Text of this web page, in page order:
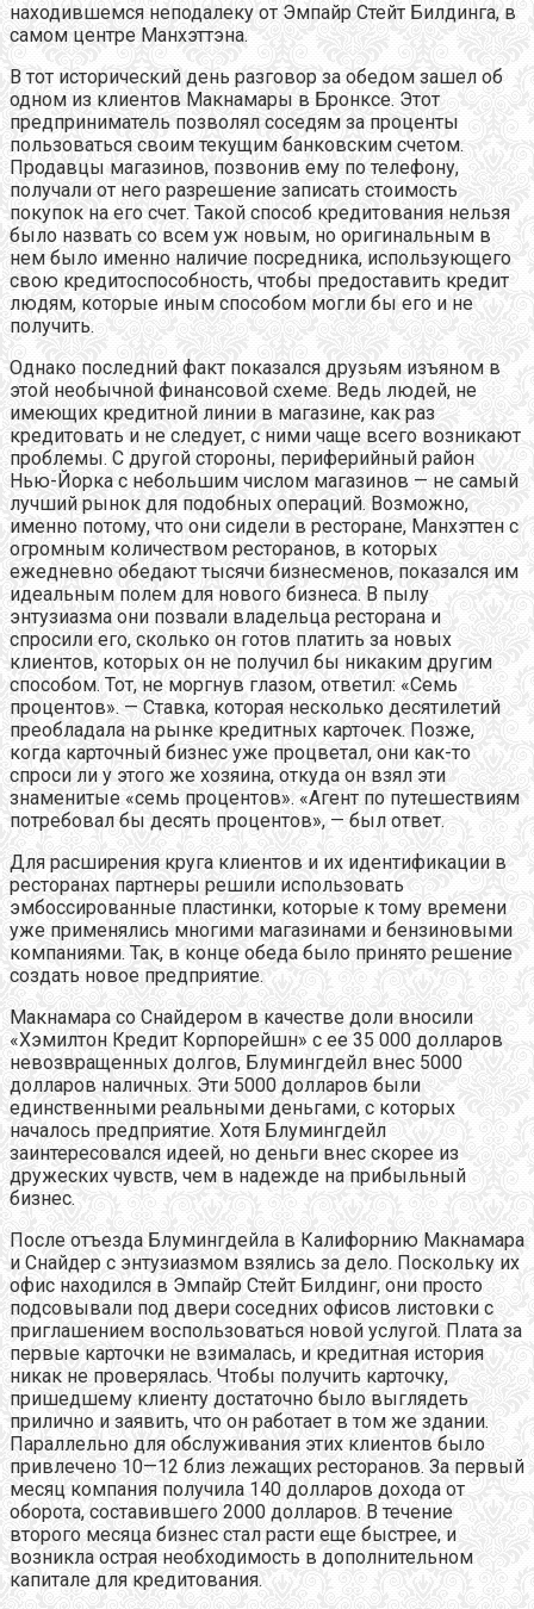
находившемся неподалеку от Эмпайр Стейт Билдинга, в
самом центре Манхэттэна.
В тот исторический день разговор за обедом зашел об
одном из клиентов Макнамары в Бронксе. Этот
предприниматель позволял соседям за проценты
пользоваться своим текущим банковским счетом.
Продавцы магазинов, позвонив ему по телефону,
получали от него разрешение записать стоимость
покупок на его счет. Такой способ кредитования нельзя
было назвать со всем уж новым, но оригинальным в
нем было именно наличие посредника, использующего
свою кредитоспособность, чтобы предоставить кредит
людям, которые иным способом могли бы его и не
получить.
Однако последний факт показался друзьям изъяном в
этой необычной финансовой схеме. Ведь людей, не
имеющих кредитной линии в магазине, как раз
кредитовать и не следует, с ними чаще всего возникают
проблемы. С другой стороны, периферийный район
Нью-Йорка с небольшим числом магазинов — не самый
лучший рынок для подобных операций. Возможно,
именно потому, что они сидели в ресторане, Манхэттен с
огромным количеством ресторанов, в которых
ежедневно обедают тысячи бизнесменов, показался им
идеальным полем для нового бизнеса. В пылу
энтузиазма они позвали владельца ресторана и
спросили его, сколько он готов платить за новых
клиентов, которых он не получил бы никаким другим
способом. Тот, не моргнув глазом, ответил: «Семь
процентов». — Ставка, которая несколько десятилетий
преобладала на рынке кредитных карточек. Позже,
когда карточный бизнес уже процветал, они как-то
спроси ли у этого же хозяина, откуда он взял эти
знаменитые «семь процентов». «Агент по путешествиям
потребовал бы десять процентов», — был ответ.
Для расширения круга клиентов и их идентификации в
ресторанах партнеры решили использовать
эмбоссированные пластинки, которые к тому времени
уже применялись многими магазинами и бензиновыми
компаниями. Так, в конце обеда было принято решение
создать новое предприятие.
Макнамара со Снайдером в качестве доли вносили
«Хэмилтон Кредит Корпорейшн» с ее 35 000 долларов
невозвращенных долгов, Блумингдейл внес 5000
долларов наличных. Эти 5000 долларов были
единственными реальными деньгами, с которых
началось предприятие. Хотя Блумингдейл
заинтересовался идеей, но деньги внес скорее из
дружеских чувств, чем в надежде на прибыльный
бизнес.
После отъезда Блумингдейла в Калифорнию Макнамара
и Снайдер с энтузиазмом взялись за дело. Поскольку их
офис находился в Эмпайр Стейт Билдинг, они просто
подсовывали под двери соседних офисов листовки с
приглашением воспользоваться новой услугой. Плата за
первые карточки не взималась, и кредитная история
никак не проверялась. Чтобы получить карточку,
пришедшему клиенту достаточно было выглядеть
прилично и заявить, что он работает в том же здании.
Параллельно для обслуживания этих клиентов было
привлечено 10—12 близ лежащих ресторанов. За первый
месяц компания получила 140 долларов дохода от
оборота, составившего 2000 долларов. В течение
второго месяца бизнес стал расти еще быстрее, и
возникла острая необходимость в дополнительном
капитале для кредитования.